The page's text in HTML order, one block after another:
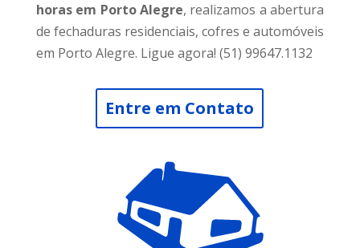
horas em Porto Alegre, realizamos a abertura
de fechaduras residenciais, cofres e automóveis
em Porto Alegre. Ligue agora! (51) 99647.1132
Entre em Contato